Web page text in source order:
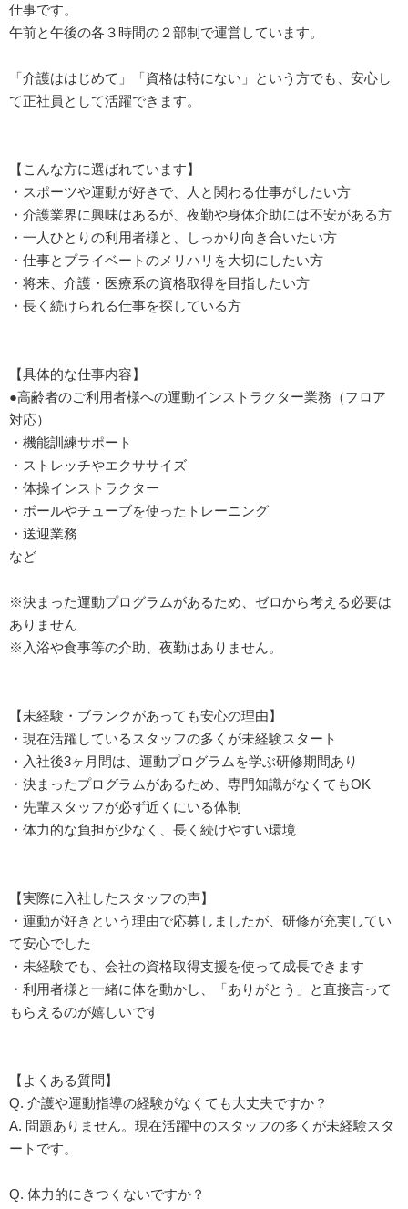
仕事です。
午前と午後の各３時間の２部制で運営しています。
「介護ははじめて」「資格は特にない」という方でも、安心し
て正社員として活躍できます。
【こんな方に選ばれています】
・スポーツや運動が好きで、人と関わる仕事がしたい方
・介護業界に興味はあるが、夜勤や身体介助には不安がある方
・一人ひとりの利用者様と、しっかり向き合いたい方
・仕事とプライベートのメリハリを大切にしたい方
・将来、介護・医療系の資格取得を目指したい方
・長く続けられる仕事を探している方
【具体的な仕事内容】
●高齢者のご利用者様への運動インストラクター業務（フロア
対応）
・機能訓練サポート
・ストレッチやエクササイズ
・体操インストラクター
・ボールやチューブを使ったトレーニング
・送迎業務
など
※決まった運動プログラムがあるため、ゼロから考える必要は
ありません
※入浴や食事等の介助、夜勤はありません。
【未経験・ブランクがあっても安心の理由】
・現在活躍しているスタッフの多くが未経験スタート
・入社後3ヶ月間は、運動プログラムを学ぶ研修期間あり
・決まったプログラムがあるため、専門知識がなくてもOK
・先輩スタッフが必ず近くにいる体制
・体力的な負担が少なく、長く続けやすい環境
【実際に入社したスタッフの声】
・運動が好きという理由で応募しましたが、研修が充実してい
て安心でした
・未経験でも、会社の資格取得支援を使って成長できます
・利用者様と一緒に体を動かし、「ありがとう」と直接言って
もらえるのが嬉しいです
【よくある質問】
Q. 介護や運動指導の経験がなくても大丈夫ですか？
A. 問題ありません。現在活躍中のスタッフの多くが未経験スタ
ートです。
Q. 体力的にきつくないですか？